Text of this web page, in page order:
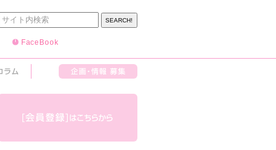
FaceBook